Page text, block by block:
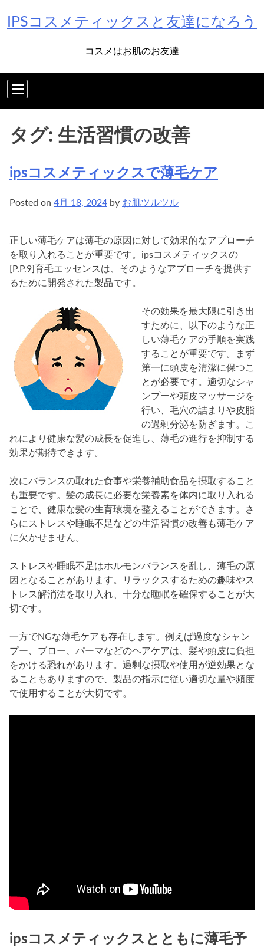
IPSコスメティックスと友達になろう
コスメはお肌のお友達
タグ:生活習慣の改善
ipsコスメティックスで薄毛ケア
Posted on 4月 18, 2024 by お肌ツルツル
正しい薄毛ケアは薄毛の原因に対して効果的なアプローチ
を取り入れることが重要です。ipsコスメティックスの
[P.P.9]育毛エッセンスは、そのようなアプローチを提供す
るために開発された製品です。
その効果を最大限に引き出
すために、以下のような正
しい薄毛ケアの手順を実践
することが重要です。まず
第一に頭皮を清潔に保つこ
とが必要です。適切なシャ
ンプーや頭皮マッサージを
行い、毛穴の詰まりや皮脂
の過剰分泌を防ぎます。こ
れにより健康な髪の成長を促進し、薄毛の進行を抑制する
効果が期待できます。
次にバランスの取れた食事や栄養補助食品を摂取すること
も重要です。髪の成長に必要な栄養素を体内に取り入れる
ことで、健康な髪の生育環境を整えることができます。さ
らにストレスや睡眠不足などの生活習慣の改善も薄毛ケア
に欠かせません。
ストレスや睡眠不足はホルモンバランスを乱し、薄毛の原
因となることがあります。リラックスするための趣味やス
トレス解消法を取り入れ、十分な睡眠を確保することが大
切です。
一方でNGな薄毛ケアも存在します。例えば過度なシャン
プー、ブロー、パーマなどのヘアケアは、髪や頭皮に負担
をかける恐れがあります。過剰な摂取や使用が逆効果とな
ることもありますので、製品の指示に従い適切な量や頻度
で使用することが大切です。
ipsコスメティックスとともに薄毛予